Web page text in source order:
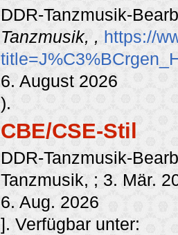
DDR-Tanzmusik-
Tanzmusik, , https://
6. August 2026
).
CBE/CSE-Stil
DDR-Tanzmusik-
Tanzmusik, ; 3. Mär.
6. Aug. 2026
]. Verfügbar unter: